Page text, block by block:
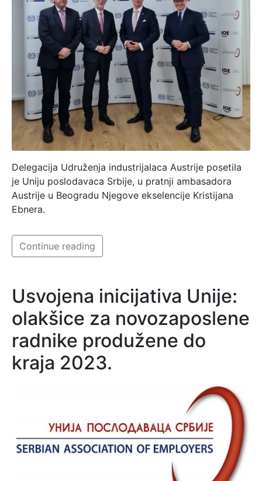
Delegacija Udruženja industrijalaca Austrije posetila
je Uniju poslodavaca Srbije, u pratnji ambasadora
Austrije u Beogradu Njegove ekselencije Kristijana
Ebnera.
Continue reading
Usvojena inicijativa Unije:
olakšice za novozaposlene
radnike produžene do
kraja 2023.